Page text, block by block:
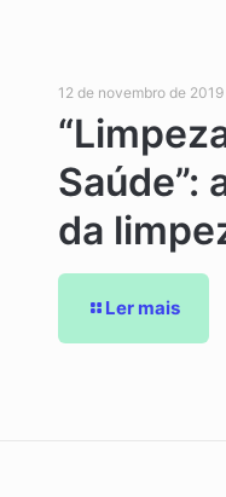
12 de novembro de 2019
Saúde”:
da
Ler mais